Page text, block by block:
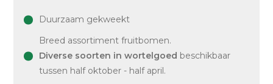
Duurzaam gekweekt
Breed assortiment fruitbomen.
Diverse soorten in wortelgoed beschikbaar
tussen half oktober - half april.